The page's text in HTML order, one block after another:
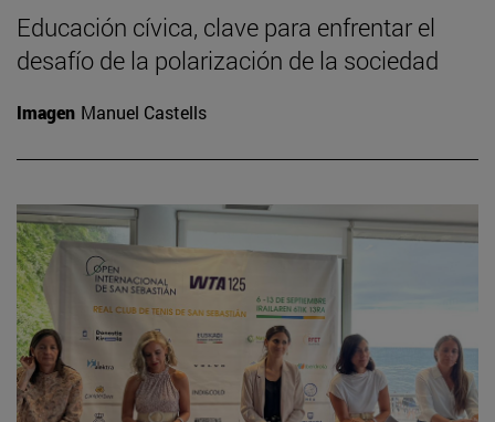
Educación cívica, clave para enfrentar el
desafío de la polarización de la sociedad
Imagen Manuel Castells